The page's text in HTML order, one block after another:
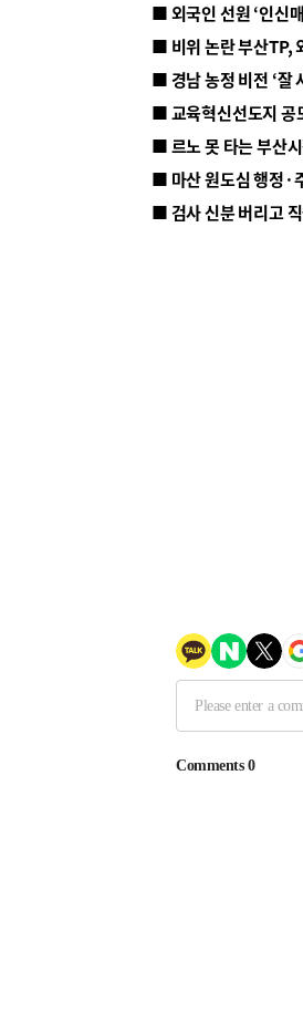
■ 외국인 선원 ‘인신
■ 비위 논란 부산TP,
■ 르노 못 타는 부산
■ 마산 원도심 행정·